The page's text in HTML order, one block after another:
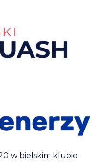
w bielskim klubie